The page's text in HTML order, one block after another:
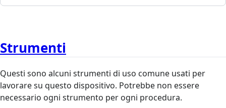
Strumenti
Questi sono alcuni strumenti di uso comune usati per
lavorare su questo dispositivo. Potrebbe non essere
necessario ogni strumento per ogni procedura.